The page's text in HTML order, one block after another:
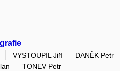
VYSTOUPIL Jiří DANĚK Petr
TONEV Petr